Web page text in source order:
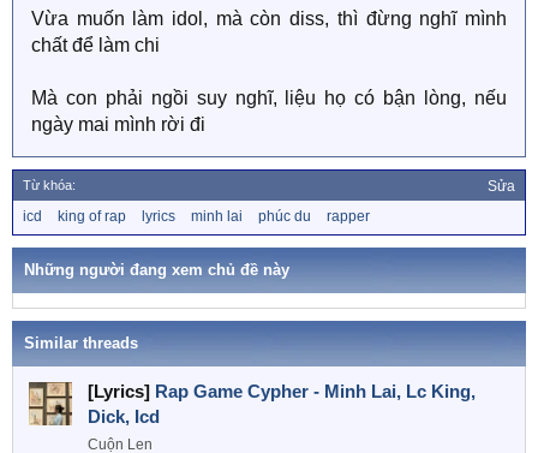
Vừa muốn làm idol, mà còn diss, thì đừng nghĩ mình
chất để làm chi
Mà con phải ngồi suy nghĩ, liệu họ có bận lòng, nếu
ngày mai mình rời đi
Từ khóa: Sửa
ừ
k
icd king of rap lyrics minh lai phúc du rapper
Những người đang xem chủ đề này
Similar threads
[Lyrics] Rap Game Cypher - Minh Lai, Lc King,
Dick, Icd
Cuộn Len